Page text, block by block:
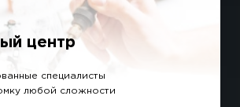
центр
специалисты
любой сложности